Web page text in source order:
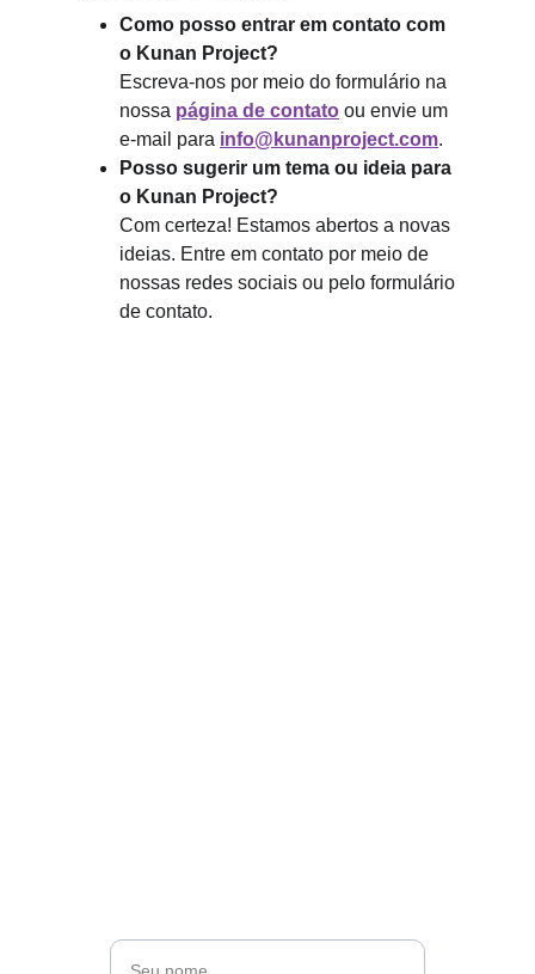
Como posso entrar em contato com
o Kunan Project?
Escreva-nos por meio do formulário na
nossa página de contato ou envie um
e-mail para info@kunanproject.com.
Posso sugerir um tema ou ideia para
o Kunan Project?
Com certeza! Estamos abertos a novas
ideias. Entre em contato por meio de
nossas redes sociais ou pelo formulário
de contato.